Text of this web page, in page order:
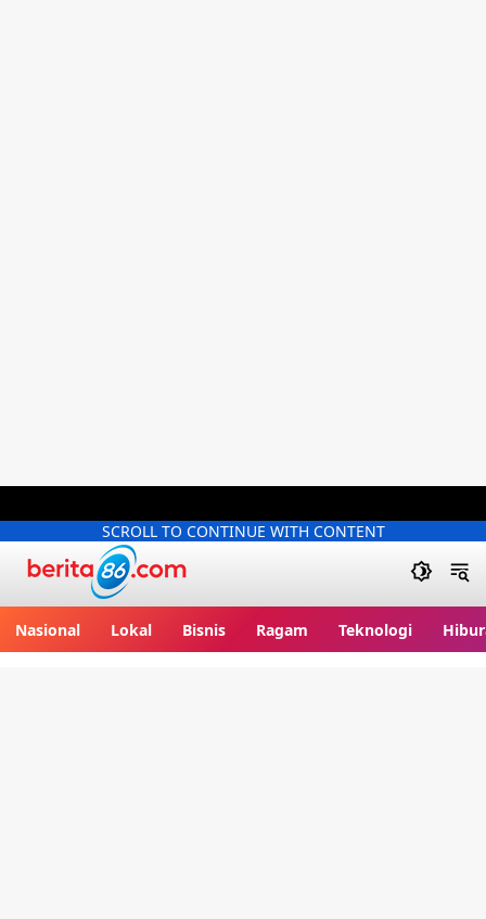
SCROLL TO CONTINUE WITH CONTENT
Nasional Lokal Bisnis Ragam Teknologi